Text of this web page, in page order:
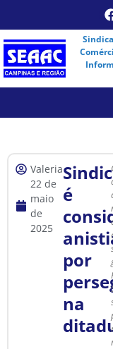
Valeria
22 de
maio
de
2025
é
por
na